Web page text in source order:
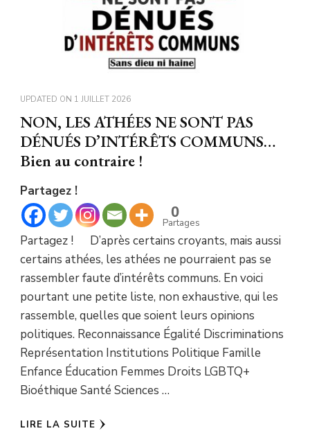
UPDATED ON 1 JUILLET 2026
NON, LES ATHÉES NE SONT PAS
DÉNUÉS D’INTÉRÊTS COMMUNS…
Bien au contraire !
Partagez !
0
Partages
Partagez ! D’après certains croyants, mais aussi
certains athées, les athées ne pourraient pas se
rassembler faute d’intérêts communs. En voici
pourtant une petite liste, non exhaustive, qui les
rassemble, quelles que soient leurs opinions
politiques. Reconnaissance Égalité Discriminations
Représentation Institutions Politique Famille
Enfance Éducation Femmes Droits LGBTQ+
Bioéthique Santé Sciences …
LIRE LA SUITE